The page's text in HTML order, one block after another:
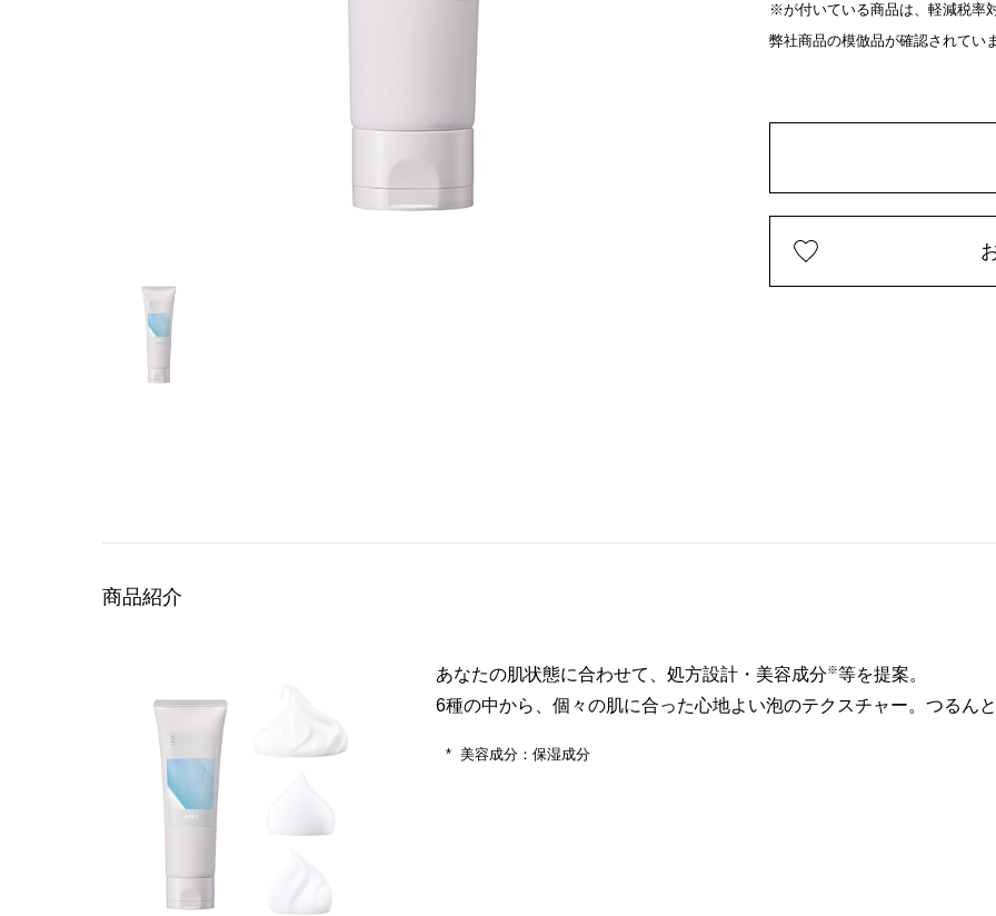
※が付いている商品は、軽減税率
弊社商品の模倣品が確認されてい
商品紹介
あなたの肌状態に合わせて、処方設計・美容成分※等を提案。
6種の中から、個々の肌に合った心地よい泡のテクスチャー。つるん
美容成分：保湿成分